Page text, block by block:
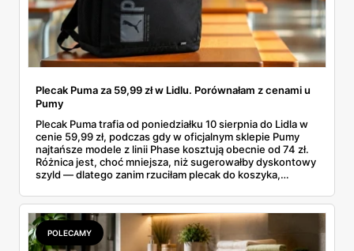
Plecak Puma za 59,99 zł w Lidlu. Porównałam z cenami u
Pumy
Plecak Puma trafia od poniedziałku 10 sierpnia do Lidla w
cenie 59,99 zł, podczas gdy w oficjalnym sklepie Pumy
najtańsze modele z linii Phase kosztują obecnie od 74 zł.
Różnica jest, choć mniejsza, niż sugerowałby dyskontowy
szyld — dlatego zanim rzuciłam plecak do koszyka,
rozpiska: co dokładnie sprzedaje Lidl, ile kosztują
odpowiedniki u producenta i komu ten zakup naprawdę
się opłaci.
POLECAMY